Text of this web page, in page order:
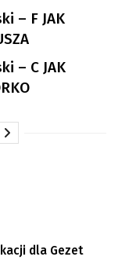
– F JAK
– C JAK
dla Gezet